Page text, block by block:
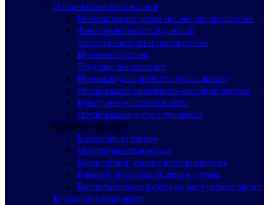
Организация воспитания
Инспекция по делам несовершеннолетних
Формирование гражданской
ответственности и патриотизма
Правовой уголок
Трудовое воспитание
Пропаганда здорового образа жизни
Организация спортивно-массовой работы
Культурно-массовая работа
Организация досуга учащихся
Кабинет куратора
В помощь куратору
Методическая копилка
Мониторинг уровня воспитанности
Единый бесплатный день в музеях
Воспитательная работа во внеучебное время
Безопасное поведение